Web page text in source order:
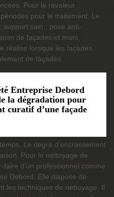
Pour le ravaleur
pour le traitement. Le
support sain : pose anti-
de façades et murs
réalise lorsque les façades
de façades.
Entreprise Debord
la dégradation pour
curatif d’une façade
Le degré d’encrassement
Pour le nettoyage de
d’un professionnel comme
Debord. Elle dispose de
les techniques de nettoyage. Il